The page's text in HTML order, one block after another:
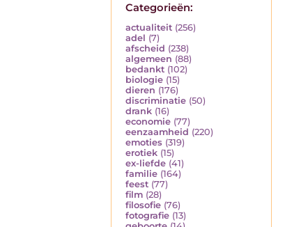
Categorieën:
actualiteit (256)
adel (7)
afscheid (238)
algemeen (88)
bedankt (102)
biologie (15)
dieren (176)
discriminatie (50)
drank (16)
economie (77)
eenzaamheid (220)
emoties (319)
erotiek (15)
ex-liefde (41)
familie (164)
feest (77)
film (28)
filosofie (76)
fotografie (13)